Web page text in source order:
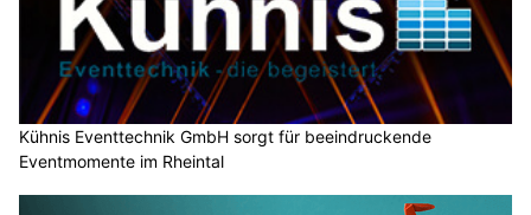
Kühnis Eventtechnik GmbH sorgt für beeindruckende
Eventmomente im Rheintal